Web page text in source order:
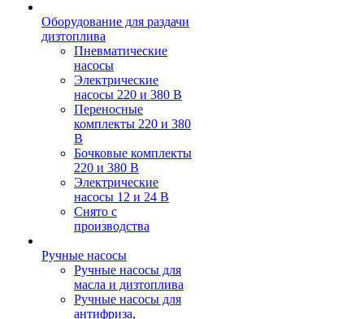
Оборудование для раздачи
дизтоплива
Пневматические
насосы
Электрические
насосы 220 и 380 В
Переносные
комплекты 220 и 380
В
Бочковые комплекты
220 и 380 В
Электрические
насосы 12 и 24 В
Снято с
производства
Ручные насосы
Ручные насосы для
масла и дизтоплива
Ручные насосы для
антифриза,